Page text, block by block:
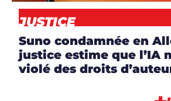
JUSTICE
Suno condamnée en
justice estime que l’IA
violé des droits